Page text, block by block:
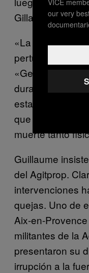
Gillaume invoca
«La acción
perturbar»,
«Generalmente
duran más de
estamos allí
que los
muerte tanto
Guillaume
del Agitprop.
intervenciones
quejas. Uno de
Aix-en-
militantes de la
presentaron su
irrupción a la
our very